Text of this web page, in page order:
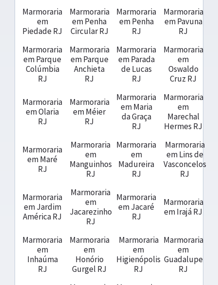
Marmoraria
em
Piedade RJ
Marmoraria
em Penha
Circular RJ
Marmoraria
em Penha
RJ
Marmoraria
em Pavuna
RJ
Marmoraria
em Parque
Colúmbia
RJ
Marmoraria
em Parque
Anchieta
RJ
Marmoraria
em Parada
de Lucas
RJ
Marmoraria
em
Oswaldo
Cruz RJ
Marmoraria
em Olaria
RJ
Marmoraria
em Méier
RJ
Marmoraria
em Maria
da Graça
RJ
Marmoraria
em
Marechal
Hermes RJ
Marmoraria
em Maré
RJ
Marmoraria
em
Manguinhos
RJ
Marmoraria
em
Madureira
RJ
Marmoraria
em Lins de
Vasconcelos
RJ
Marmoraria
em Jardim
América RJ
Marmoraria
em
Jacarezinho
RJ
Marmoraria
em Jacaré
RJ
Marmoraria
em Irajá RJ
Marmoraria
em
Inhaúma
RJ
Marmoraria
em
Honório
Gurgel RJ
Marmoraria
em
Higienópolis
RJ
Marmoraria
em
Guadalupe
RJ